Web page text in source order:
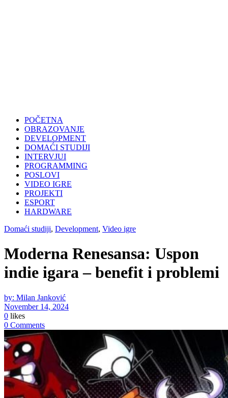
POČETNA
OBRAZOVANJE
DEVELOPMENT
DOMAĆI STUDIJI
INTERVJUI
PROGRAMMING
POSLOVI
VIDEO IGRE
PROJEKTI
ESPORT
HARDWARE
Domaći studiji, Development, Video igre
Moderna Renesansa: Uspon
indie igara – benefit i problemi
by: Milan Janković
November 14, 2024
0 likes
0 Comments